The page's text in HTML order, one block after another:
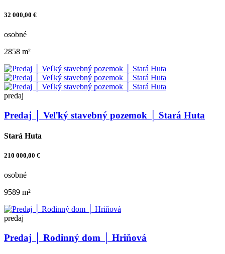
32 000,00 €
osobné
2858 m²
predaj
Predaj │ Veľký stavebný pozemok │ Stará Huta
Stará Huta
210 000,00 €
osobné
9589 m²
predaj
Predaj │ Rodinný dom │ Hriňová